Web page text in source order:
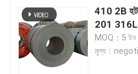
410 2B হট
201 316L
MOQ：5 টন
মূল্য：